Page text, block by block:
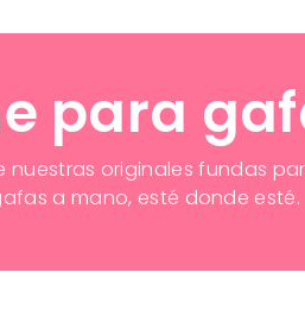
para
nuestras originales fundas
a mano, esté donde esté.